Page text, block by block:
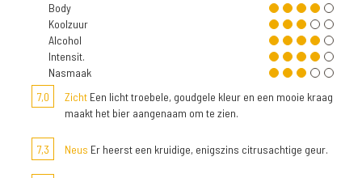
Body
Koolzuur
Alcohol
Intensit.
Nasmaak
7,0
Zicht Een licht troebele, goudgele kleur en een mooie kraag
maakt het bier aangenaam om te zien.
7,3 Neus Er heerst een kruidige, enigszins citrusachtige geur.